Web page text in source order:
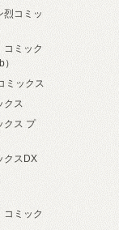
烈コミッ
コミック
ミックス
クス
クス プ
クスDX
コミック